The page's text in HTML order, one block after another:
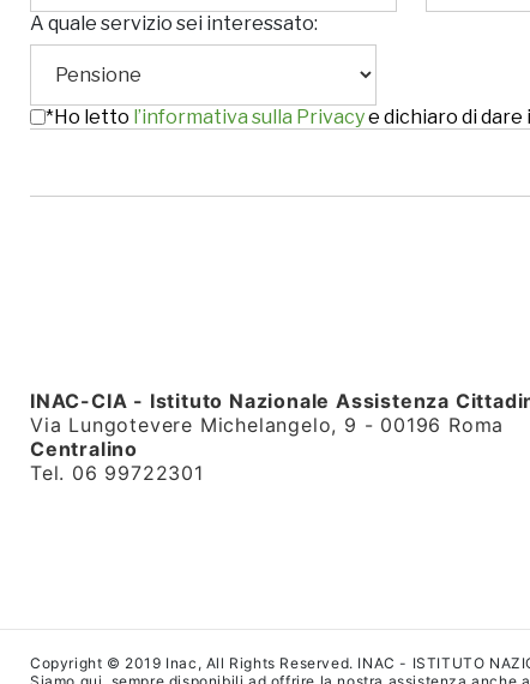
A quale servizio sei interessato:
*Ho letto l’informativa sulla Privacye dichiaro di
INAC-CIA - Istituto Nazionale Assistenza
Via Lungotevere Michelangelo, 9 - 00196 Roma
Centralino
Tel. 06 99722301
Copyright © 2019 Inac, All Rights Reserved. INAC - ISTITUTO